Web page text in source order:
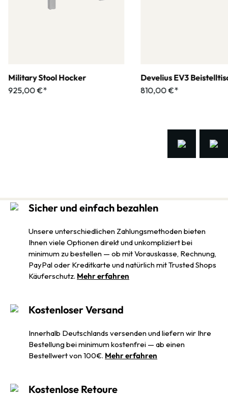
Military Stool Hocker
925,00 €*
Develius EV3
810,00 €*
Sicher und einfach bezahlen
Unsere unterschiedlichen Zahlungsmethoden bieten
Ihnen viele Optionen direkt und unkompliziert bei
minimum zu bestellen — ob mit Vorauskasse, Rechnung,
PayPal oder Kreditkarte und natürlich mit Trusted Shops
Käuferschutz. Mehr erfahren
Kostenloser Versand
Innerhalb Deutschlands versenden und liefern wir Ihre
Bestellung bei minimum kostenfrei — ab einen
Bestellwert von 100€. Mehr erfahren
Kostenlose Retoure